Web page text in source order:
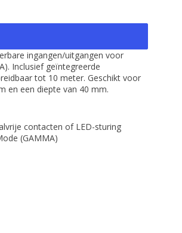
ingangen/uitgangen voor
Inclusief geïntegreerde
tot 10 meter. Geschikt voor
en een diepte van 40 mm.
contacten of LED-sturing
(GAMMA)